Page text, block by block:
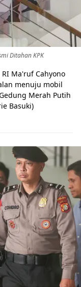
Ditahan KPK
RI Ma'ruf Cahyono
menuju mobil
Merah Putih
Basuki)